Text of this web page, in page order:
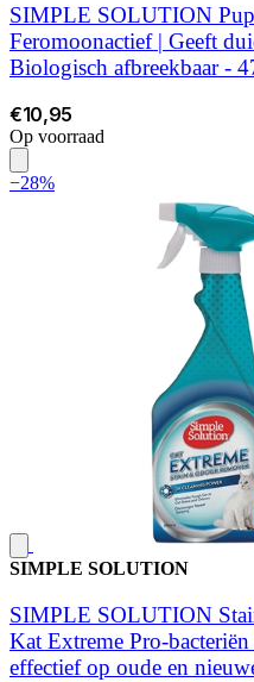
SIMPLE SOLUTION
Feromoonactief | Geeft
Biologisch afbreekbaar -
€10,95
Op voorraad
−28%
SIMPLE SOLUTION
SIMPLE SOLUTION
Kat Extreme Pro-
effectief op oude en